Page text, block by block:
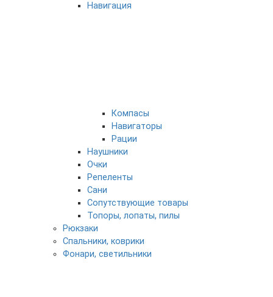
Навигация
Компасы
Навигаторы
Рации
Наушники
Очки
Репеленты
Сани
Сопутствующие товары
Топоры, лопаты, пилы
Рюкзаки
Спальники, коврики
Фонари, светильники